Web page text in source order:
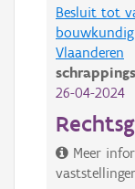
Besluit tot
Vlaanderen
26-04-2024
Meer